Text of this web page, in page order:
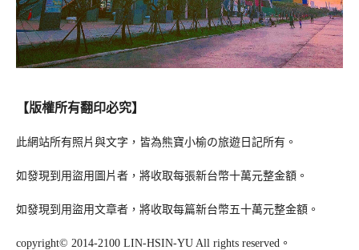
【版權所有翻印必究】
此網站所有照片與文字，皆為熊寶小榆の旅遊日記所有。
如發現到用盜用圖片者，將收取每張新台幣十萬元整金額。
如發現到用盜用文章者，將收取每篇新台幣五十萬元整金額。
copyright© 2014-2100 LIN-HSIN-YU All rights reserved。